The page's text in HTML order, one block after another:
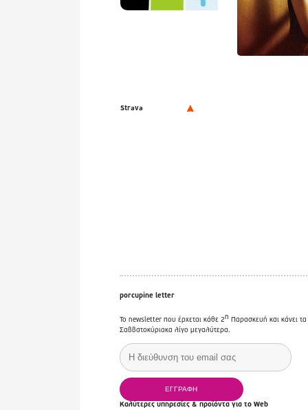
Strava
porcupine letter
Το newsletter που έρχεται κάθε 2η Παρασκευή και κάνει τα
Σαββατοκύριακα λίγο μεγαλύτερα.
Καλύτερες υπηρεσίες & προϊόντα για το Web